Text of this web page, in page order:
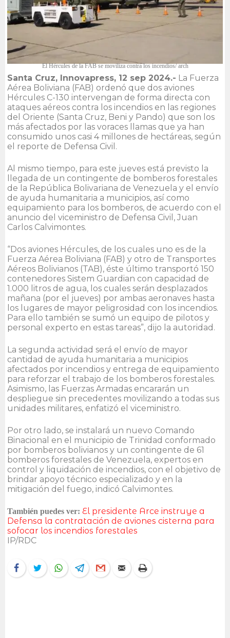
El Hércules de la FAB se moviliza contra los incendios/ arch
Santa Cruz, Innovapress, 12 sep 2024.- La Fuerza
Aérea Boliviana (FAB) ordenó que dos aviones
Hércules C-130 intervengan de forma directa con
ataques aéreos contra los incendios en las regiones
del Oriente (Santa Cruz, Beni y Pando) que son los
más afectados por las voraces llamas que ya han
consumido unos casi 4 millones de hectáreas, según
el reporte de Defensa Civil.
Al mismo tiempo, para este jueves está previsto la
llegada de un contingente de bomberos forestales
de la República Bolivariana de Venezuela y el envío
de ayuda humanitaria a municipios, así como
equipamiento para los bomberos, de acuerdo con el
anuncio del viceministro de Defensa Civil, Juan
Carlos Calvimontes.
“Dos aviones Hércules, de los cuales uno es de la
Fuerza Aérea Boliviana (FAB) y otro de Transportes
Aéreos Bolivianos (TAB), éste último transportó 150
contenedores Sistem Guardian con capacidad de
1.000 litros de agua, los cuales serán desplazados
mañana (por el jueves) por ambas aeronaves hasta
los lugares de mayor peligrosidad con los incendios.
Para ello también se sumó un equipo de pilotos y
personal experto en estas tareas”, dijo la autoridad.
La segunda actividad será el envío de mayor
cantidad de ayuda humanitaria a municipios
afectados por incendios y entrega de equipamiento
para reforzar el trabajo de los bomberos forestales.
Asimismo, las Fuerzas Armadas encararán un
despliegue sin precedentes movilizando a todas sus
unidades militares, enfatizó el viceministro.
Por otro lado, se instalará un nuevo Comando
Binacional en el municipio de Trinidad conformado
por bomberos bolivianos y un contingente de 61
bomberos forestales de Venezuela, expertos en
control y liquidación de incendios, con el objetivo de
brindar apoyo técnico especializado y en la
mitigación del fuego, indicó Calvimontes.
También puedes ver: El presidente Arce instruye a
Defensa la contratación de aviones cisterna para
sofocar los incendios forestales
IP/RDC